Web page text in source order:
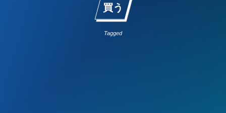
買う
Tagged